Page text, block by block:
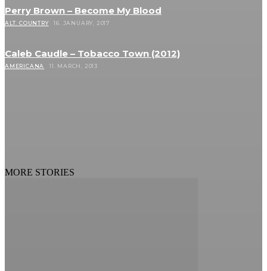
Perry Brown – Become My Blood
ALT. COUNTRY 16. JANUARY, 2017
Caleb Caudle – Tobacco Town (2012)
AMERICANA 11. MARCH, 2013
MORE STORIES